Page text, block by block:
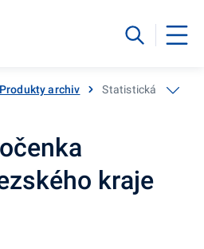
Produkty archiv Statistická ročenka
kraje